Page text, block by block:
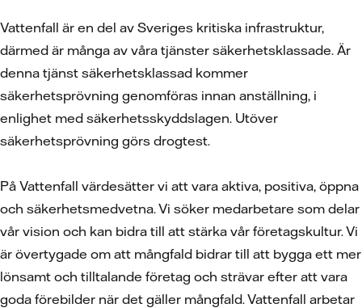
Vattenfall är en del av Sveriges kritiska infrastruktur,
därmed är många av våra tjänster säkerhetsklassade. Är
denna tjänst säkerhetsklassad kommer
säkerhetsprövning genomföras innan anställning, i
enlighet med säkerhetsskyddslagen. Utöver
säkerhetsprövning görs drogtest.
På Vattenfall värdesätter vi att vara aktiva, positiva, öppna
och säkerhetsmedvetna. Vi söker medarbetare som delar
vår vision och kan bidra till att stärka vår företagskultur. Vi
är övertygade om att mångfald bidrar till att bygga ett mer
lönsamt och tilltalande företag och strävar efter att vara
goda förebilder när det gäller mångfald. Vattenfall arbetar